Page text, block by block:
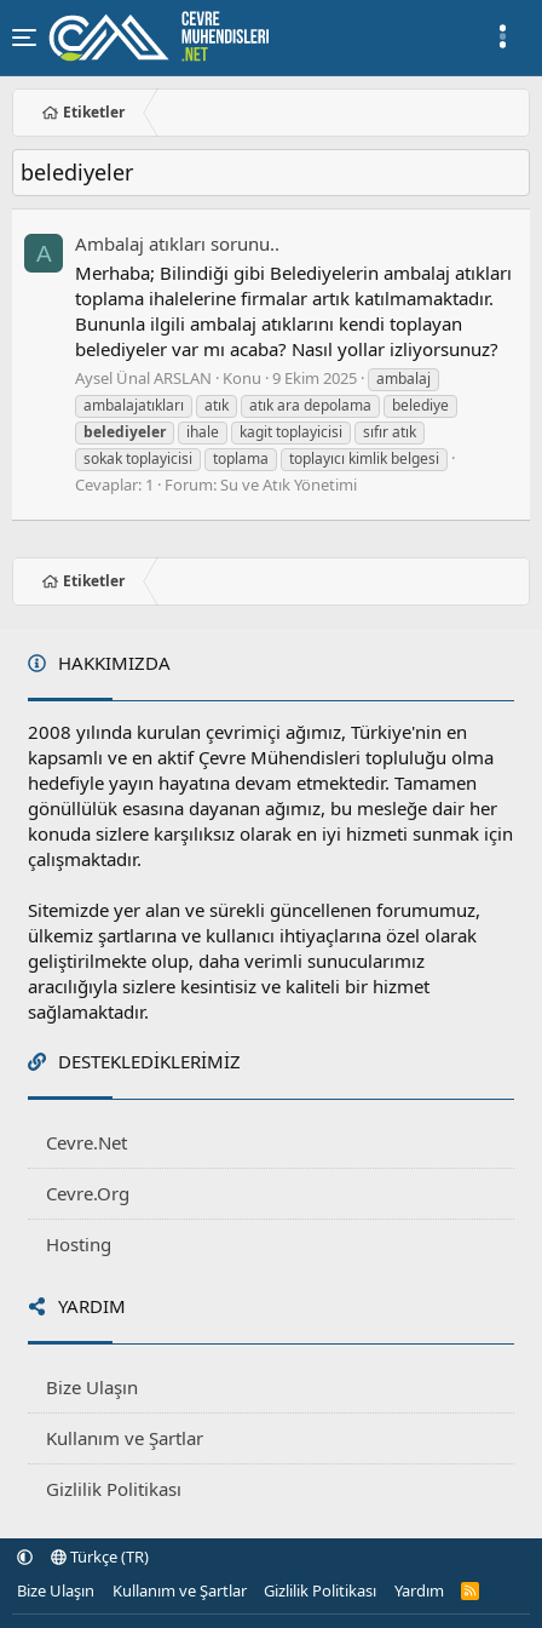
Etiketler
belediyeler
A
Ambalaj atıkları sorunu..
Merhaba; Bilindiği gibi Belediyelerin ambalaj atıkları
toplama ihalelerine firmalar artık katılmamaktadır.
Bununla ilgili ambalaj atıklarını kendi toplayan
belediyeler var mı acaba? Nasıl yollar izliyorsunuz?
Aysel Ünal ARSLAN Konu 9 Ekim 2025
ambalaj
ambalajatıkları
atık atık ara depolama
belediye
belediyeler
ihale kagit toplayicisi
sıfır atık
sokak toplayicisi
toplama toplayıcı kimlik belgesi
Cevaplar: 1 Forum:Su ve Atık Yönetimi
Etiketler
HAKKIMIZDA
2008 yılında kurulan çevrimiçi ağımız, Türkiye'nin en
kapsamlı ve en aktif Çevre Mühendisleri topluluğu olma
hedefiyle yayın hayatına devam etmektedir. Tamamen
gönüllülük esasına dayanan ağımız, bu mesleğe dair her
konuda sizlere karşılıksız olarak en iyi hizmeti sunmak için
çalışmaktadır.
Sitemizde yer alan ve sürekli güncellenen forumumuz,
ülkemiz şartlarına ve kullanıcı ihtiyaçlarına özel olarak
geliştirilmekte olup, daha verimli sunucularımız
aracılığıyla sizlere kesintisiz ve kaliteli bir hizmet
sağlamaktadır.
DESTEKLEDIKLERIMIZ
Cevre.Net
Cevre.Org
Hosting
YARDIM
Bize Ulaşın
Kullanım ve Şartlar
Gizlilik Politikası
Türkçe (TR)
Bize Ulaşın
Kullanım ve Şartlar Gizlilik Politikası Yardım
R